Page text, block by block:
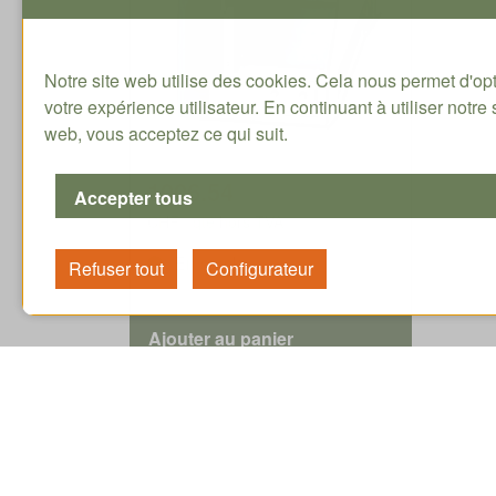
1006.54
CHF / qté hors TVA
En stock
Notre site web utilise des cookies. Cela nous permet
votre expérience utilisateur. En continuant à utiliser notre
web, vous acceptez ce qui suit.